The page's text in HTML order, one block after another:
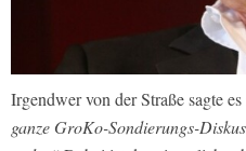
Irgendwer von der Straße sagte
ganze GroKo-Sondierungs-